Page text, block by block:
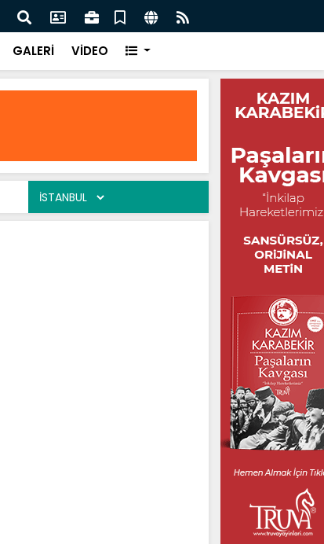
/ Ali Tuluk
GALERİ VİDEO